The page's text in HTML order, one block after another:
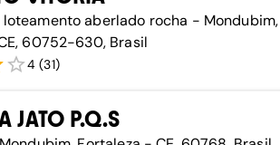
loteamento aberlado rocha - Mondubim,
60752-630, Brasil
4 (31)
JATO P.Q.S